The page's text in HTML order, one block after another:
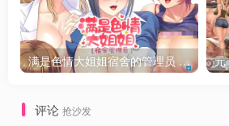
支配魔都贫民窟的帮派“Lotions”的头领。
满是色情大姐姐宿舍的管理员 STEAM官方中文版
评论 抢沙发